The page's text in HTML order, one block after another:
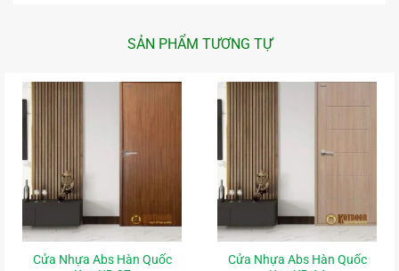
SẢN PHẨM TƯƠNG TỰ
Cửa Nhựa Abs Hàn Quốc
Cửa Nhựa Abs Hàn Quốc